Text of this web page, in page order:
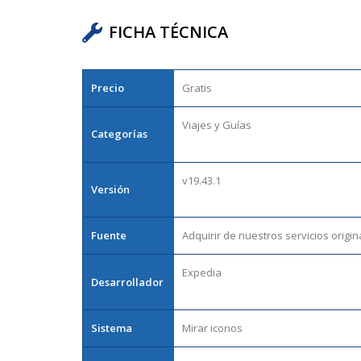
FICHA TÉCNICA
Precio Gratis
Categorías
Viajes y Guías
Versión
v19.43.1
Fuente Adquirir de nuestros servicios
Desarrollador
Expedia
Sistema Mirar iconos